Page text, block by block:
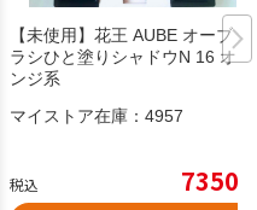
【未使用】花王 AUBE オーブ ブ
ラシひと塗りシャドウN 16 オレ
ンジ系
マイストア在庫： 4957
税込 7350